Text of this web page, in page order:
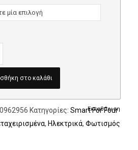
Εκκαθάριση
στο καλάθι
Κατηγορίες: Smart For Four
, Ηλεκτρικά, Φωτισμός